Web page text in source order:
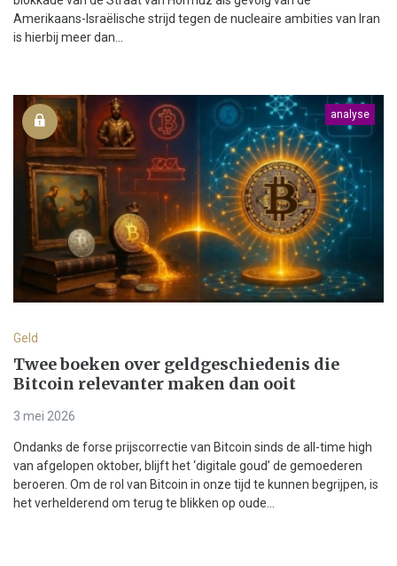
Amerikaans-Israëlische strijd tegen de nucleaire ambities van Iran
is hierbij meer dan...
analyse
Geld
Twee boeken over geldgeschiedenis die
Bitcoin relevanter maken dan ooit
3 mei 2026
Ondanks de forse prijscorrectie van Bitcoin sinds de all-time high
van afgelopen oktober, blijft het ‘digitale goud’ de gemoederen
beroeren. Om de rol van Bitcoin in onze tijd te kunnen begrijpen, is
het verhelderend om terug te blikken op oude...